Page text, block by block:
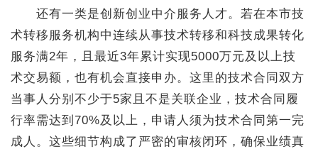
还有一类是创新创业中介服务人才。若在本市技
术转移服务机构中连续从事技术转移和科技成果转化
服务满2年，且最近3年累计实现5000万元及以上技
术交易额，也有机会直接申办。这里的技术合同双方
当事人分别不少于5家且不是关联企业，技术合同履
行率需达到70%及以上，申请人须为技术合同第一完
成人。这些细节构成了严密的审核闭环，确保业绩真